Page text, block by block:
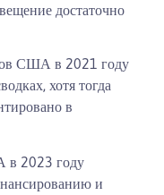
достаточно
США в 2021 году
хотя тогда
в
в 2023 году
и